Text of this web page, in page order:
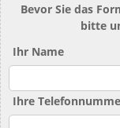
Bevor Sie das
bitte
Ihr Name
Ihre